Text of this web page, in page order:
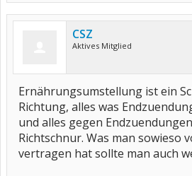
CSZ
Aktives Mitglied
Ernährungsumstellung ist ein
Richtung, alles was
und alles gegen
Richtschnur. Was man sowieso
vertragen hat sollte man auch